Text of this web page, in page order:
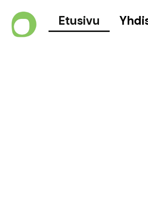
Etusivu